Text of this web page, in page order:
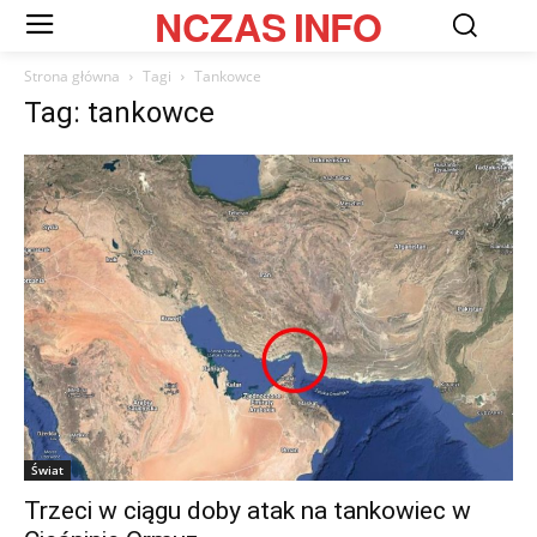
NCZASINFO
Strona główna Tagi Tankowce
Tag: tankowce
Świat
Trzeci w ciągu doby atak na tankowiec w